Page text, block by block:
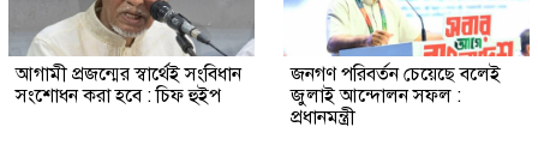
আগামী প্রজন্মের স্বার্থেই সংবিধান
সংশোধন করা হবে : চিফ হুইপ
জনগণ পরিবর্তন চেয়েছে বলেই
জুলাই আন্দোলন সফল :
প্রধানমন্ত্রী